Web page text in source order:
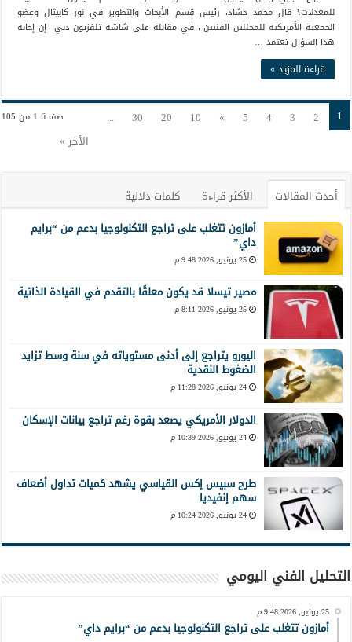
للمعدلات؟ قال محمد حشاد، رئيس قسم الأبحاث والتطوير في نور كابيتال وعضو
الجمعية الأمريكية للمحللين الفنيين ، في مقابلة على شاشة تلفزيون دبي إن إجابة
هذا السؤال تعتمد …
قراءة المزيد »
صفحة 1 من 105 1
2
3
4
5
»
10
20
30
...
الأخر »
أحدث المقالات الأكثر قراءة
كلمات دلالية
أمازون تتغلب على تراجع التكنولوجيا بدعم من “برايم
داي”
25 يونيو, 2026 9:48 م
مصير تيسلا قد يكون معلقًا بالتقدم في القيادة الذاتية
25 يونيو, 2026 8:11 م
اليورو يتراجع إلى أدنى مستوياته في سنة وسط تزايد
الضغوط النقدية
24 يونيو, 2026 11:28 م
الدولار الأمريكي يصعد بقوة رغم تراجع بيانات الإسكان
24 يونيو, 2026 10:39 م
طرح سبيس إكس القياسي يشهد كميات تداول أضعاف
سهم إنفيديا
24 يونيو, 2026 10:24 م
التحليل الفني اليومي
25 يونيو, 2026 9:48 م
أمازون تتغلب على تراجع التكنولوجيا بدعم من “برايم داي”